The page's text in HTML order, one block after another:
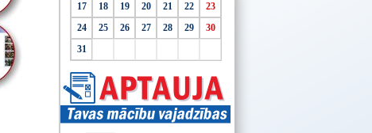
17
18 19 20 21 22
23
24
25 26 27 28 29
30
31